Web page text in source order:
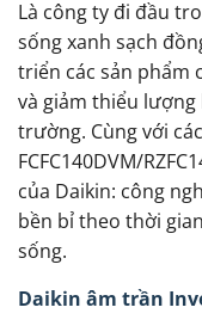
Là công ty đi đầu
sống xanh sạch
triển các sản phẩm
và giảm thiểu
trường. Cùng với
FCFC140DVM/
của Daikin: công
bền bỉ theo thời
sống.
Daikin âm trần